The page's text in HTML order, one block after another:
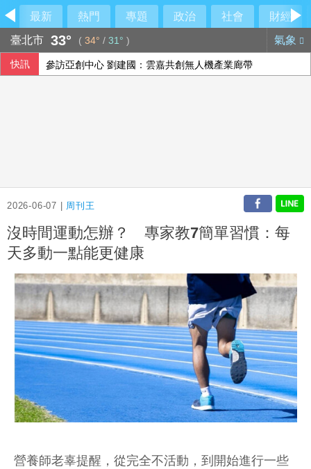
最新 熱門 專題 政治 社會
財經
臺北市 33° ( 34° / 31° ) 氣象
快訊 參訪亞創中心 劉建國：雲嘉共創無人機產業廊帶
2026-06-07 | 周刊王
沒時間運動怎辦？ 專家教7簡單習慣：每
天多動一點能更健康
營養師老辜提醒，從完全不活動，到開始進行一些